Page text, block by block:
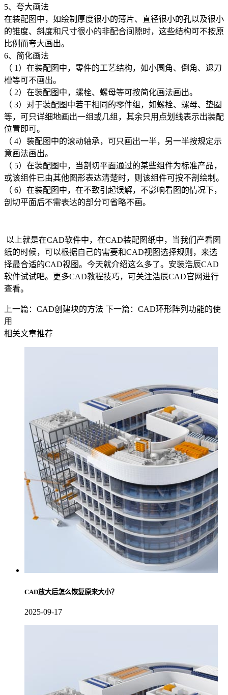
5、夸大画法
在装配图中，如绘制厚度很小的薄片、直径很小的孔以及很小
的锥度、斜度和尺寸很小的非配合间隙时，这些结构可不按原
比例而夸大画出。
6、简化画法
（ 1）在装配图中，零件的工艺结构，如小圆角、倒角、退刀
槽等可不画出。
（ 2）在装配图中，螺栓、螺母等可按简化画法画出。
（ 3）对于装配图中若干相同的零件组，如螺栓、螺母、垫圈
等，可只详细地画出一组或几组，其余只用点划线表示出装配
位置即可。
（ 4）装配图中的滚动轴承，可只画出一半，另一半按规定示
意画法画出。
（ 5）在装配图中，当剖切平面通过的某些组件为标准产品，
或该组件已由其他图形表达清楚时，则该组件可按不剖绘制。
（ 6）在装配图中，在不致引起误解，不影响看图的情况下，
剖切平面后不需表达的部分可省略不画。
以上就是在CAD软件中，在CAD装配图纸中，当我们产看图
纸的时候，可以根据自己的需要和CAD视图选择规则，来选
择最合适的CAD视图。今天就介绍这么多了。安装浩辰CAD
软件试试吧。更多CAD教程技巧，可关注浩辰CAD官网进行
查看。
上一篇：CAD创建块的方法 下一篇：CAD环形阵列功能的使
用
相关文章推荐
CAD放大后怎么恢复原来大小？
2025-09-17